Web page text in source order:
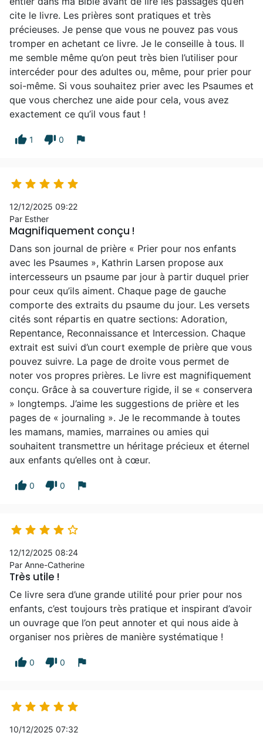
cite le livre. Les prières sont pratiques et très
précieuses. Je pense que vous ne pouvez pas vous
tromper en achetant ce livre. Je le conseille à tous. Il
me semble même qu’on peut très bien l’utiliser pour
intercéder pour des adultes ou, même, pour prier pour
soi-même. Si vous souhaitez prier avec les Psaumes et
que vous cherchez une aide pour cela, vous avez
exactement ce qu’il vous faut !
thumb_up 1 thumb_down 0 flag
    
12/12/2025 09:22
Par Esther
Magnifiquement conçu !
Dans son journal de prière « Prier pour nos enfants
avec les Psaumes », Kathrin Larsen propose aux
intercesseurs un psaume par jour à partir duquel prier
pour ceux qu’ils aiment. Chaque page de gauche
comporte des extraits du psaume du jour. Les versets
cités sont répartis en quatre sections: Adoration,
Repentance, Reconnaissance et Intercession. Chaque
extrait est suivi d’un court exemple de prière que vous
pouvez suivre. La page de droite vous permet de
noter vos propres prières. Le livre est magnifiquement
conçu. Grâce à sa couverture rigide, il se « conservera
» longtemps. J’aime les suggestions de prière et les
pages de « journaling ». Je le recommande à toutes
les mamans, mamies, marraines ou amies qui
souhaitent transmettre un héritage précieux et éternel
aux enfants qu’elles ont à cœur.
thumb_up 0 thumb_down 0 flag
    
12/12/2025 08:24
Par Anne-Catherine
Très utile !
Ce livre sera d’une grande utilité pour prier pour nos
enfants, c’est toujours très pratique et inspirant d’avoir
un ouvrage que l’on peut annoter et qui nous aide à
organiser nos prières de manière systématique !
thumb_up 0 thumb_down 0 flag
    
10/12/2025 07:32